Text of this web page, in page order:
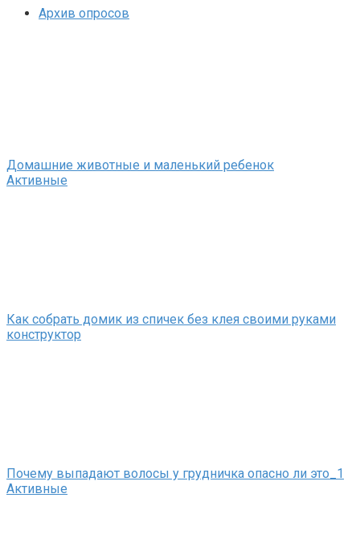
Архив опросов
Домашние животные и маленький ребенок
Активные
Как собрать домик из спичек без клея своими руками
конструктор
Почему выпадают волосы у грудничка опасно ли это_1
Активные